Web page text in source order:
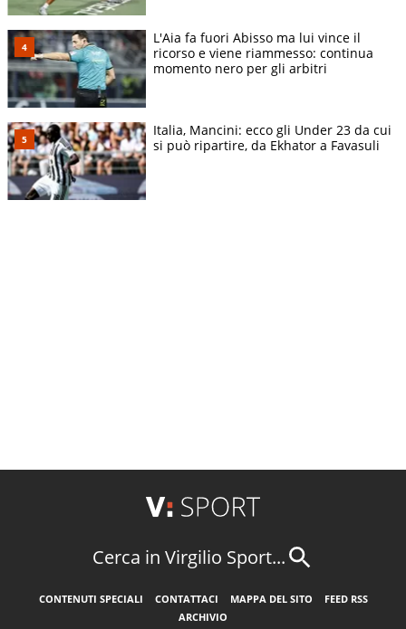
L'Aia fa fuori Abisso ma lui vince il
ricorso e viene riammesso: continua
momento nero per gli arbitri
Italia, Mancini: ecco gli Under 23 da cui
si può ripartire, da Ekhator a Favasuli
Cerca in Virgilio Sport...
CONTENUTI SPECIALI CONTATTACI MAPPA DEL SITO
FEED RSS
ARCHIVIO